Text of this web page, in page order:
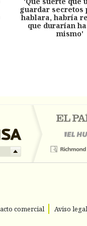
guardar secretos
hablara, habría
que durarían
mismo'
comercial Aviso legal